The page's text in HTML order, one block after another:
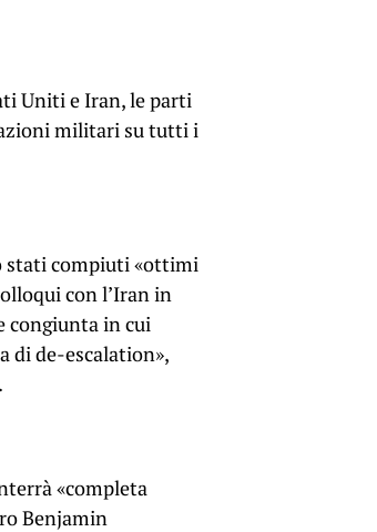
Uniti e Iran, le parti
militari su tutti i
stati compiuti «ottimi
con l’Iran in
congiunta in cui
di de-escalation»,
«completa
Benjamin